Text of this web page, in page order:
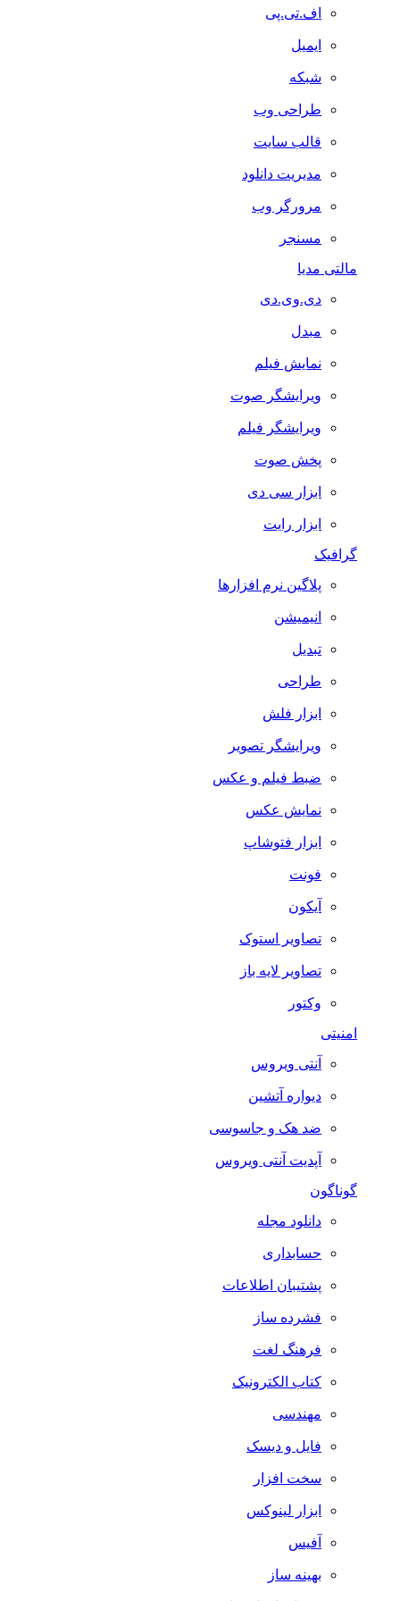
اف.تی.پی
ایمیل
شبکه
طراحی وب
قالب سایت
مدیریت دانلود
مرورگر وب
مسنجر
مالتی مدیا
دی.وی.دی
مبدل
نمایش فیلم
ویرایشگر صوت
ویرایشگر فیلم
پخش صوت
ابزار سی دی
ابزار رایت
گرافیک
پلاگین نرم افزارها
انیمیشن
تبدیل
طراحی
ابزار فلش
ویرایشگر تصویر
ضبط فيلم و عكس
نمایش عکس
ابزار فتوشاپ
فونت
آیکون
تصاویر استوک
تصاویر لایه باز
وکتور
آنتی ویروس
دیواره آتشین
ضد هک و جاسوسی
آپدیت آنتی ویروس
گوناگون
دانلود مجله
حسابداری
پشتیبان اطلاعات
فشرده ساز
فرهنگ لغت
کتاب الکترونیک
مهندسی
فایل و دیسک
سخت افزار
ابزار لینوکس
آفیس
بهینه ساز